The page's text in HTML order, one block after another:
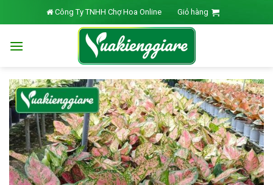
to
Công Ty TNHH Chợ Hoa Online Giỏ hàng